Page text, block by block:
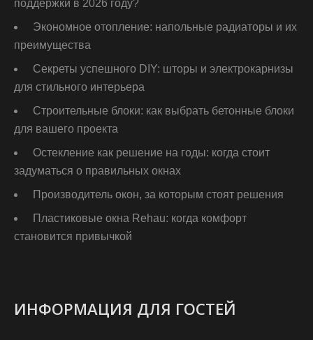
поддержки в 2026 году?
Экономное отопление: напольные радиаторы и их
преимущества
Секреты успешного DIY: шторы и электрокарнизы
для стильного интерьера
Строительные блоки: как выбрать бетонные блоки
для вашего проекта
Остекление как решение на годы: когда стоит
задуматься о правильных окнах
Производитель окон, за которым стоят решения
Пластиковые окна Rehau: когда комфорт
становится привычкой
ИНФОРМАЦИЯ ДЛЯ ГОСТЕЙ